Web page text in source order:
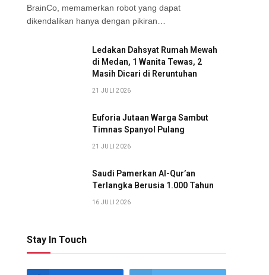
BrainCo, memamerkan robot yang dapat
dikendalikan hanya dengan pikiran…
Ledakan Dahsyat Rumah Mewah
di Medan, 1 Wanita Tewas, 2
Masih Dicari di Reruntuhan
21 JULI 2026
Euforia Jutaan Warga Sambut
Timnas Spanyol Pulang
21 JULI 2026
Saudi Pamerkan Al-Qur’an
Terlangka Berusia 1.000 Tahun
16 JULI 2026
Stay In Touch